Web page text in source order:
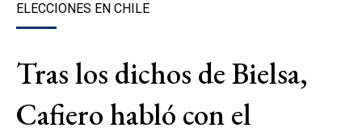
ELECCIONES EN CHILE
Tras los dichos de Bielsa,
Cafiero habló con el